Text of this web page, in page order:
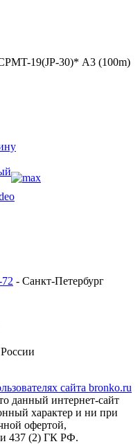
19(JP-30)* А3 (100m)
- Санкт-Петербург
сайта bronko.ru
данный интернет-сайт
характер и ни при
офертой,
437 (2) ГК РФ.